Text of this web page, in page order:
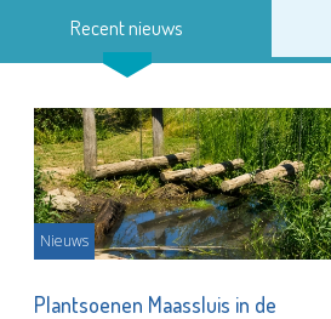
Recent nieuws
Nieuws
Plantsoenen Maassluis in de